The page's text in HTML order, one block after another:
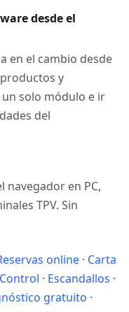
desde el
en el cambio desde
y
solo módulo e ir
del
navegador en PC,
TPV. Sin
online · Carta
· Escandallos ·
gratuito ·